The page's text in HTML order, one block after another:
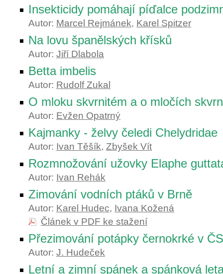
Insekticidy pomáhají píďalce
Autor: Marcel Rejmánek, Karel Spitzer
Na lovu španělských křísků
Autor: Jiří Dlabola
Betta imbelis
Autor: Rudolf Zukal
O mloku skvrnitém a o mločích
Autor: Evžen Opatrný
Kajmanky - želvy čeledi Chelydridae
Autor: Ivan Těšík, Zbyšek Vít
Rozmnožování užovky Elaphe
Autor: Ivan Rehák
Zimování vodních ptáků v Brně
Autor: Karel Hudec, Ivana Kožená
Článek v PDF ke stažení
Přezimování potápky černokrké v
Autor: J. Hudeček
Letní a zimní spánek a spánková